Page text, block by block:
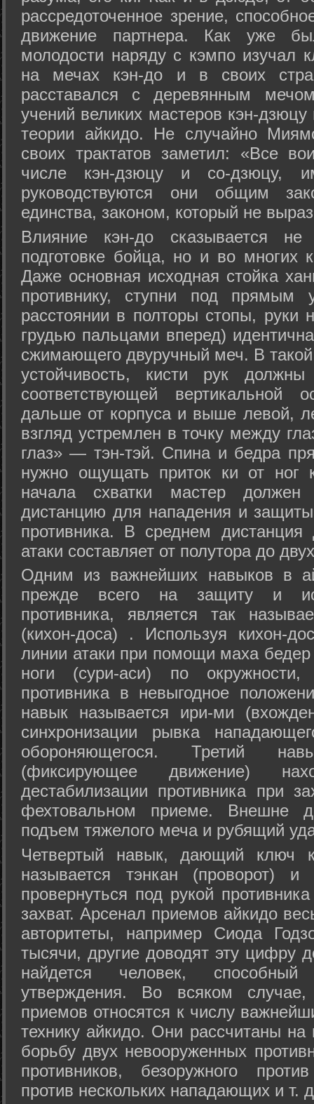
рассредоточенное зрение,
движение партнера. Как уже
молодости наряду с кэмпо изучал
на мечах кэн-до и в своих
расставался с деревянным
учений великих мастеров кэн-
теории айкидо. Не случайно
своих трактатов заметил: «Все
числе кэн-дзюцу и со-дзюцу,
руководствуются они общим
единства, законом, который не
Влияние кэн-до сказывается не
подготовке бойца, но и во многих
Даже основная исходная стойка
противнику, ступни под прямым
расстоянии в полторы стопы, руки
грудью пальцами вперед)
сжимающего двуручный меч. В
устойчивость, кисти рук
соответствующей
дальше от корпуса и выше левой,
взгляд устремлен в точку между
глаз» — тэн-тэй. Спина и бедра
нужно ощущать приток ки от
начала схватки мастер должен
дистанцию для нападения и
противника. В среднем
атаки составляет от полутора до
Одним из важнейших навыков в
прежде всего на защиту и
противника, является так
(кихон-доса) . Используя кихон-
линии атаки при помощи маха
ноги (сури-аси) по
противника в невыгодное
навык называется ири-ми
синхронизации рывка
обороняющегося. Третий
(фиксирующее движение)
дестабилизации противника при
фехтовальном приеме. Внешне
подъем тяжелого меча и рубящий
Четвертый навык, дающий ключ
называется тэнкан (проворот)
провернуться под рукой
захват. Арсенал приемов айкидо
авторитеты, например Сиода
тысячи, другие доводят эту цифру
найдется человек,
утверждения. Во всяком
приемов относятся к числу
технику айкидо. Они рассчитаны
борьбу двух невооруженных
противников, безоружного
против нескольких нападающих и т.